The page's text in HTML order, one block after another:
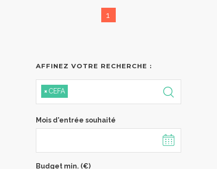
1
AFFINEZ VOTRE RECHERCHE :
× CEFA
Mois d'entrée souhaité
Budget min. (€)